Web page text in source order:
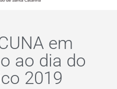
em
ao dia do
2019